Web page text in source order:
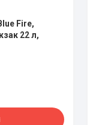
Fire,
22 л,